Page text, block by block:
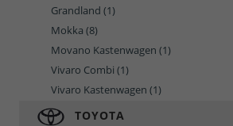
Grandland (1)
Mokka (8)
Movano Kastenwagen (1)
Vivaro Combi (1)
Vivaro Kastenwagen (1)
TOYOTA